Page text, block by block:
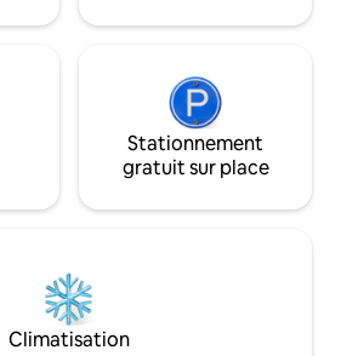
les jeunes
également
des chaises
BBC, ITV, des
équipée et
et des
machine à
congélateur,
chauffée* eau à
Stationnement
gratuit sur place
Climatisation